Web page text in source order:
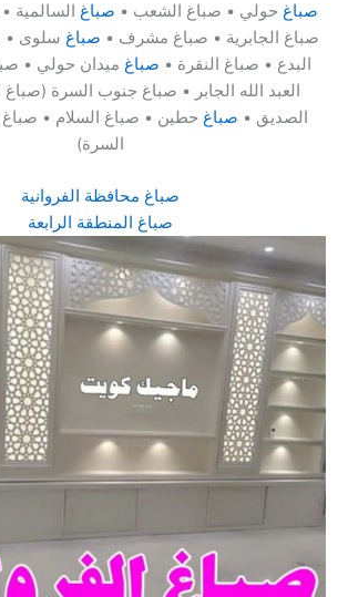
صباغ حولي • صباغ الشعب • صباغ السالمية
صباغ الجابرية • صباغ مشرف • صباغ سلوى •
البدع • صباغ النقرة • صباغ ميدان حولي •
العبد الله الجابر • صباغ جنوب السرة (صباغ
الصديق • صباغ حطين • صباغ السلام • صباغ
السرة)
صباغ محافظة الفروانية
صباغ المنطقة الرابعة